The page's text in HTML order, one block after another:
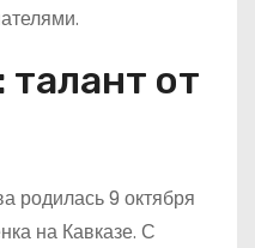
от
родилась 9 октября
на Кавказе. С